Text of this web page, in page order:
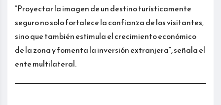
“Proyectar la imagen de un destino turísticamente
seguro no solo fortalece la confianza de los visitantes,
sino que también estimula el crecimiento económico
de la zona y fomenta la inversión extranjera”, señala el
ente multilateral.